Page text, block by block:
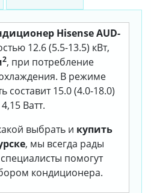
Hisense AUD-
12.6 (5.5-13.5) кВт,
2, при потребление
В режиме
составит 15.0 (4.0-18.0)
Ватт.
выбрать и купить
, мы всегда рады
помогут
кондиционера.